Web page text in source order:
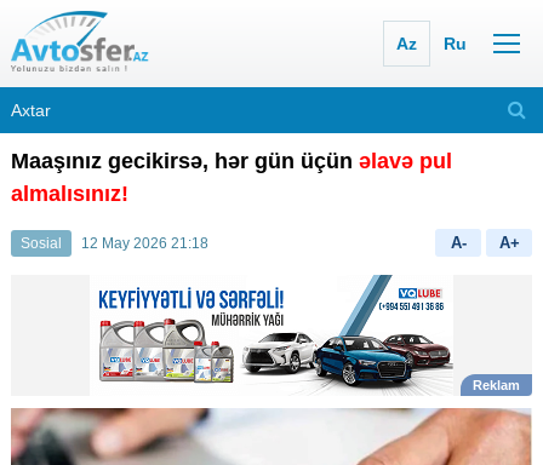
Az Ru
Maaşınız gecikirsə, hər gün üçün əlavə pul
almalısınız!
Sosial 12 May 2026 21:18 A- A+